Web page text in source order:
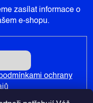
zasílat informace o
e-shopu.
ochrany